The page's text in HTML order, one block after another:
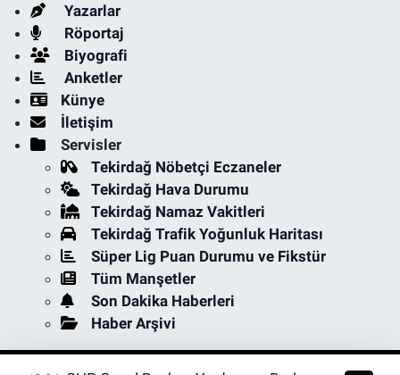
Yazarlar
Röportaj
Biyografi
Anketler
Künye
İletişim
Servisler
Tekirdağ Nöbetçi Eczaneler
Tekirdağ Hava Durumu
Tekirdağ Namaz Vakitleri
Tekirdağ Trafik Yoğunluk Haritası
Süper Lig Puan Durumu ve Fikstür
Tüm Manşetler
Son Dakika Haberleri
Haber Arşivi